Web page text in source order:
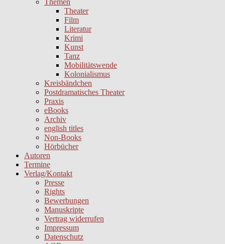
Themen
Theater
Film
Literatur
Krimi
Kunst
Tanz
Mobilitätswende
Kolonialismus
Kreisbändchen
Postdramatisches Theater
Praxis
eBooks
Archiv
english titles
Non-Books
Hörbücher
Autoren
Termine
Verlag/Kontakt
Presse
Rights
Bewerbungen
Manuskripte
Vertrag widerrufen
Impressum
Datenschutz